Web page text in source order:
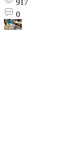
917
0